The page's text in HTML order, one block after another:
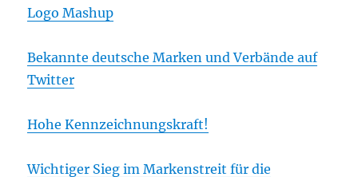
Logo Mashup
Bekannte deutsche Marken und Verbände auf
Twitter
Hohe Kennzeichnungskraft!
Wichtiger Sieg im Markenstreit für die